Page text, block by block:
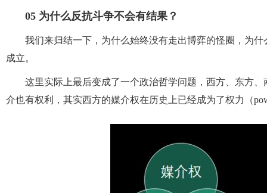
05 为什么反抗斗争不会有结果？
我们来归结一下，为什么始终没有走出博弈的怪圈，为
成立。
这里实际上最后变成了一个政治哲学问题，西方、东方
介也有权利，其实西方的媒介权在历史上已经成为了权力（